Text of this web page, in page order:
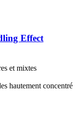
Effect
et mixtes
hautement concentré